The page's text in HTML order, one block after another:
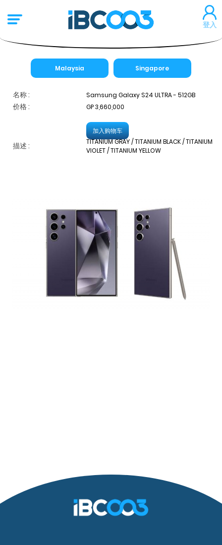
登入
Malaysia Singapore
名称 : Samsung Galaxy S24 ULTRA - 512GB
价格 : GP 3,660,000
加入购物车
描述 :
TITANIUM GRAY / TITANIUM BLACK / TITANIUM
VIOLET / TITANIUM YELLOW